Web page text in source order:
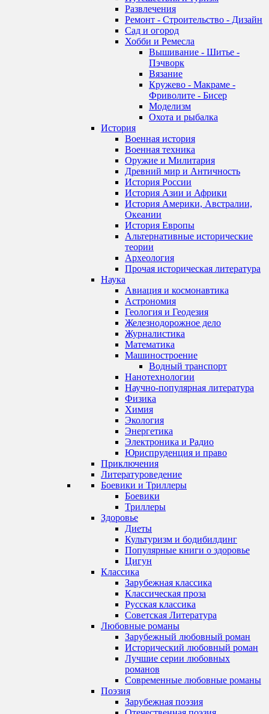
Развлечения
Ремонт - Строительство - Дизайн
Сад и огород
Хобби и Ремесла
Вышивание - Шитье -
Пэчворк
Вязание
Кружево - Макраме -
Фриволите - Бисер
Моделизм
Охота и рыбалка
История
Военная история
Военная техника
Оружие и Милитария
Древний мир и Античность
История России
История Азии и Африки
История Америки, Австралии,
Океании
История Европы
Альтернативные исторические
теории
Археология
Прочая историческая литература
Наука
Авиация и космонавтика
Астрономия
Геология и Геодезия
Железнодорожное дело
Журналистика
Математика
Машиностроение
Водный транспорт
Нанотехнологии
Научно-популярная литература
Физика
Химия
Экология
Энергетика
Электроника и Радио
Юриспруденция и право
Приключения
Литературоведение
Боевики и Триллеры
Боевики
Триллеры
Здоровье
Диеты
Культуризм и бодибилдинг
Популярные книги о здоровье
Цигун
Классика
Зарубежная классика
Классическая проза
Русская классика
Советская Литература
Любовные романы
Зарубежный любовный роман
Исторический любовный роман
Лучшие серии любовных
романов
Современные любовные романы
Поэзия
Зарубежная поэзия